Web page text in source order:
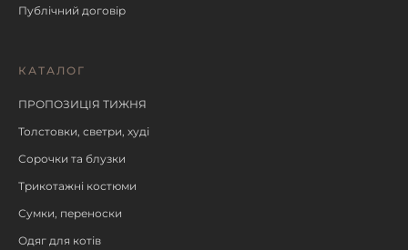
Публічний договір
КАТАЛОГ
ПРОПОЗИЦІЯ ТИЖНЯ
Толстовки, светри, худі
Сорочки та блузки
Трикотажні костюми
Сумки, переноски
Одяг для котів